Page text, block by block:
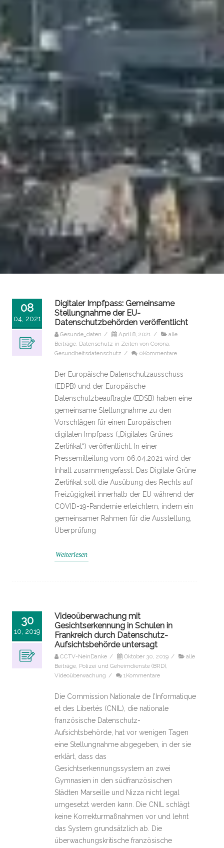
08
04, 2021
Digitaler Impfpass: Gemeinsame
Stellungnahme der EU-
Datenschutzbehörden veröffentlicht
Gesunde_daten / April 8, 2021 /
alle
Beiträge, Datenschutz in Zeiten von Corona,
Gesundheitsdatenschutz / 0Kommentare
Der Europäische Datenschutzausschuss
(EDPB) und der Europäische
Datenschutzbeauftragte (EDSB) haben eine
gemeinsame Stellungnahme zu den
Vorschlägen für einen Europäischen
digitalen Impfpass („Digitales Grünes
Zertifikat“) veröffentlicht. In einer
Pressemitteilung vom 06.04.2021 wird der
Inhalt zusammengefasst: Das Digitale Grüne
Zertifikat soll die Ausübung des Rechts auf
Freizügigkeit innerhalb der EU während der
COVID-19-Pandemie erleichtern, indem ein
gemeinsamer Rahmen für die Ausstellung,
Überprüfung
Weiterlesen
30
10, 2019
Videoüberwachung mit
Gesichtserkennung in Schulen in
Frankreich durch Datenschutz-
Aufsichtsbehörde untersagt
CCTV-NeinDanke / Oktober 30, 2019 /
alle
Beiträge, Polizei und Geheimdienste (BRD),
Videoüberwachung / 1Kommentare
Die Commission Nationale de l’Informatique
et des Libertés (CNIL), die nationale
französische Datenschutz-
Aufsichtsbehörde, hat vor wenigen Tagen
eine Stellungnahme abgegeben, in der sie
erklärt, dass das
Gesichtserkennungssystem an zwei
Gymnasien in den südfranzösischen
Städten Marseille und Nizza nicht legal
umgesetzt werden kann. Die CNIL schlägt
keine Korrekturmaßnahmen vor und lehnt
das System grundsätzlich ab. Die
überwachungskritische französische